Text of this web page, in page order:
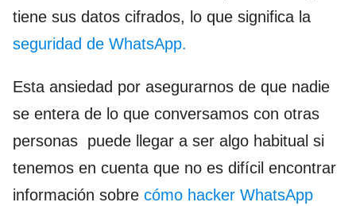
tiene sus datos cifrados, lo que significa la
seguridad de WhatsApp.
Esta ansiedad por asegurarnos de que nadie
se entera de lo que conversamos con otras
personas puede llegar a ser algo habitual si
tenemos en cuenta que no es difícil encontrar
información sobre cómo hacker WhatsApp